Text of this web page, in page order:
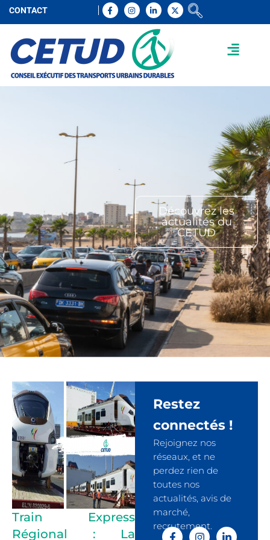
CONTACT
Découvrez les
actualités du
CETUD
Train Express
Régional : La
Restez
connectés !
Rejoignez nos
réseaux, et ne
perdez rien de
toutes nos
actualités, avis de
marché,
recrutement.